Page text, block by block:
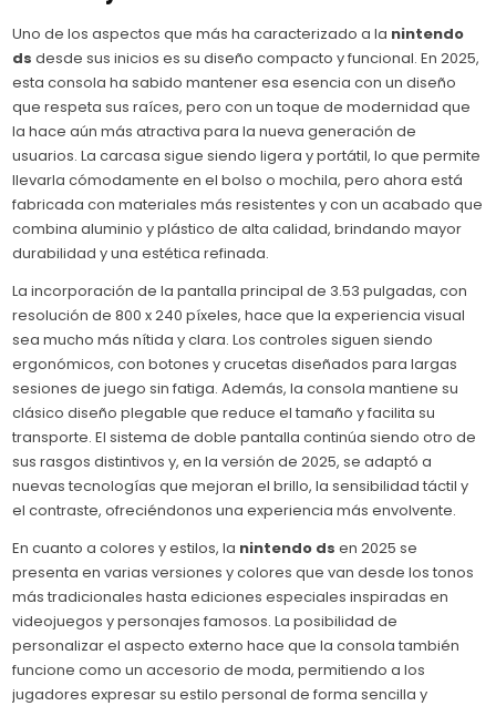
Uno de los aspectos que más ha caracterizado a la nintendo
ds desde sus inicios es su diseño compacto y funcional. En 2025,
esta consola ha sabido mantener esa esencia con un diseño
que respeta sus raíces, pero con un toque de modernidad que
la hace aún más atractiva para la nueva generación de
usuarios. La carcasa sigue siendo ligera y portátil, lo que permite
llevarla cómodamente en el bolso o mochila, pero ahora está
fabricada con materiales más resistentes y con un acabado que
combina aluminio y plástico de alta calidad, brindando mayor
durabilidad y una estética refinada.
La incorporación de la pantalla principal de 3.53 pulgadas, con
resolución de 800 x 240 píxeles, hace que la experiencia visual
sea mucho más nítida y clara. Los controles siguen siendo
ergonómicos, con botones y crucetas diseñados para largas
sesiones de juego sin fatiga. Además, la consola mantiene su
clásico diseño plegable que reduce el tamaño y facilita su
transporte. El sistema de doble pantalla continúa siendo otro de
sus rasgos distintivos y, en la versión de 2025, se adaptó a
nuevas tecnologías que mejoran el brillo, la sensibilidad táctil y
el contraste, ofreciéndonos una experiencia más envolvente.
En cuanto a colores y estilos, la nintendo ds en 2025 se
presenta en varias versiones y colores que van desde los tonos
más tradicionales hasta ediciones especiales inspiradas en
videojuegos y personajes famosos. La posibilidad de
personalizar el aspecto externo hace que la consola también
funcione como un accesorio de moda, permitiendo a los
jugadores expresar su estilo personal de forma sencilla y